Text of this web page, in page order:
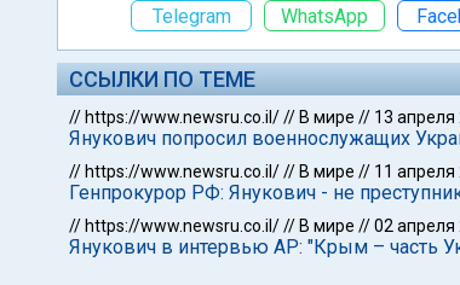
Telegram
WhatsApp
ССЫЛКИ ПО ТЕМЕ
// https://www.newsru.co.il/// В мире // 13 апреля
Янукович попросил военнослужащих
// https://www.newsru.co.il/// В мире // 11 апреля
Генпрокурор РФ: Янукович - не
// https://www.newsru.co.il/// В мире //02 апреля
Янукович в интервью AP: "Крым – часть